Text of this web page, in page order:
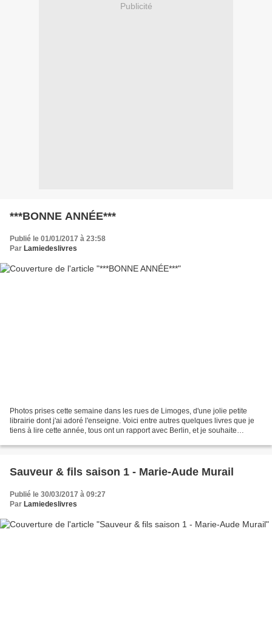
Publicité
***BONNE ANNÉE***
Publié le 01/01/2017 à 23:58
Par Lamiedeslivres
Photos prises cette semaine dans les rues de Limoges, d'une jolie petite
librairie dont j'ai adoré l'enseigne. Voici entre autres quelques livres que je
tiens à lire cette année, tous ont un rapport avec Berlin, et je souhaite
Sauveur & fils saison 1 - Marie-Aude Murail
Publié le 30/03/2017 à 09:27
Par Lamiedeslivres